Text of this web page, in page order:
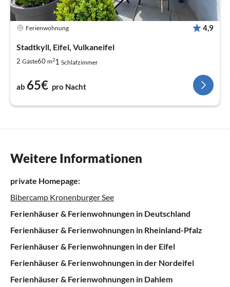
Ferienwohnung 4,9
Stadtkyll, Eifel, Vulkaneifel
2 Gäste60 m21 Schlafzimmer
ab 65€ pro Nacht
Weitere Informationen
private Homepage:
Bibercamp Kronenburger See
Ferienhäuser & Ferienwohnungen in Deutschland
Ferienhäuser & Ferienwohnungen in Rheinland-Pfalz
Ferienhäuser & Ferienwohnungen in der Eifel
Ferienhäuser & Ferienwohnungen in der Nordeifel
Ferienhäuser & Ferienwohnungen in Dahlem